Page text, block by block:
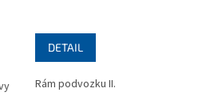
DETAIL
Rám podvozku II.